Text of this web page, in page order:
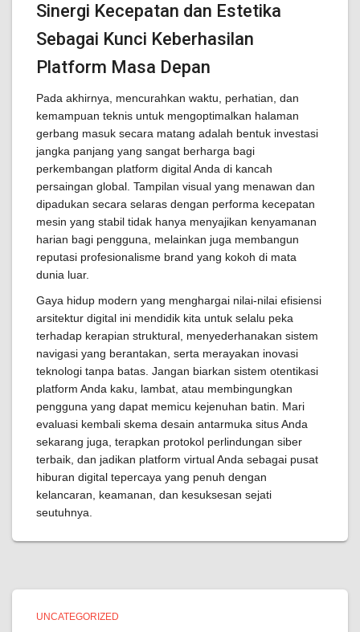
Sinergi Kecepatan dan Estetika
Sebagai Kunci Keberhasilan
Platform Masa Depan
Pada akhirnya, mencurahkan waktu, perhatian, dan
kemampuan teknis untuk mengoptimalkan halaman
gerbang masuk secara matang adalah bentuk investasi
jangka panjang yang sangat berharga bagi
perkembangan platform digital Anda di kancah
persaingan global. Tampilan visual yang menawan dan
dipadukan secara selaras dengan performa kecepatan
mesin yang stabil tidak hanya menyajikan kenyamanan
harian bagi pengguna, melainkan juga membangun
reputasi profesionalisme brand yang kokoh di mata
dunia luar.
Gaya hidup modern yang menghargai nilai-nilai efisiensi
arsitektur digital ini mendidik kita untuk selalu peka
terhadap kerapian struktural, menyederhanakan sistem
navigasi yang berantakan, serta merayakan inovasi
teknologi tanpa batas. Jangan biarkan sistem otentikasi
platform Anda kaku, lambat, atau membingungkan
pengguna yang dapat memicu kejenuhan batin. Mari
evaluasi kembali skema desain antarmuka situs Anda
sekarang juga, terapkan protokol perlindungan siber
terbaik, dan jadikan platform virtual Anda sebagai pusat
hiburan digital tepercaya yang penuh dengan
kelancaran, keamanan, dan kesuksesan sejati
seutuhnya.
UNCATEGORIZED